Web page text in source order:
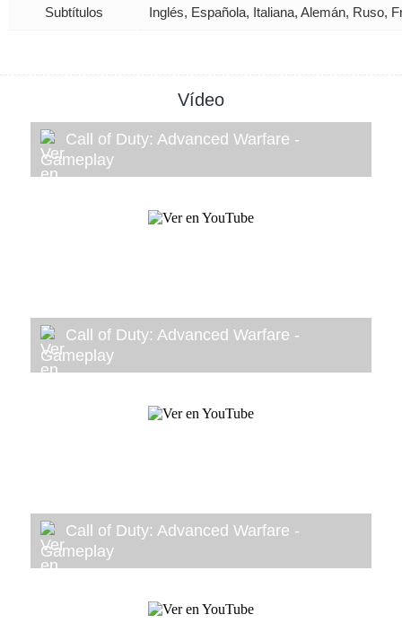
Subtítulos Inglés, Española, Italiana, Alemán, Ruso,
Vídeo
Call of Duty: Advanced Warfare -
Gameplay
Call of Duty: Advanced Warfare -
Gameplay
Call of Duty: Advanced Warfare -
Gameplay